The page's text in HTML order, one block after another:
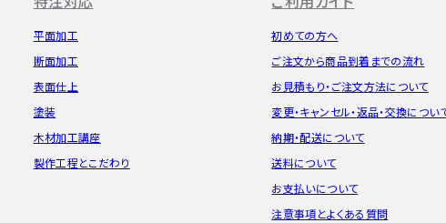
平面加工
断面加工
表面仕上
塗装
木材加工講座
製作工程とこだわり
初めての方へ
ご注文から商品到着までの流れ
お見積もり・ご注文方法について
変更・キャンセル・返品・交換につい
納期・配送について
送料について
お支払いについて
注意事項とよくある質問